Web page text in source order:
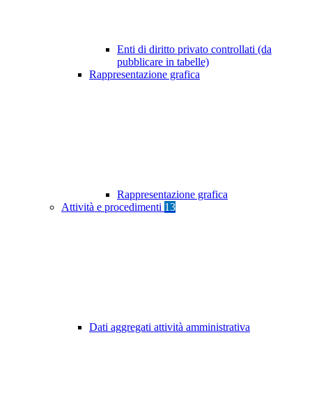
Enti di diritto privato controllati (da
pubblicare in tabelle)
Rappresentazione grafica
Rappresentazione grafica
Attività e procedimenti 13
Dati aggregati attività amministrativa